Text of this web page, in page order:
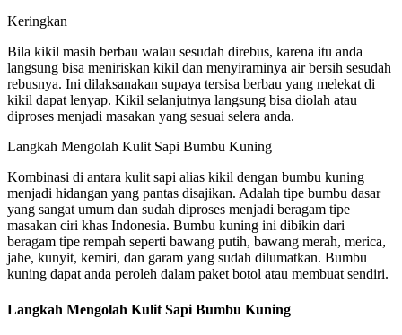
Keringkan
Bila kikil masih berbau walau sesudah direbus, karena itu anda
langsung bisa meniriskan kikil dan menyiraminya air bersih sesudah
rebusnya. Ini dilaksanakan supaya tersisa berbau yang melekat di
kikil dapat lenyap. Kikil selanjutnya langsung bisa diolah atau
diproses menjadi masakan yang sesuai selera anda.
Langkah Mengolah Kulit Sapi Bumbu Kuning
Kombinasi di antara kulit sapi alias kikil dengan bumbu kuning
menjadi hidangan yang pantas disajikan. Adalah tipe bumbu dasar
yang sangat umum dan sudah diproses menjadi beragam tipe
masakan ciri khas Indonesia. Bumbu kuning ini dibikin dari
beragam tipe rempah seperti bawang putih, bawang merah, merica,
jahe, kunyit, kemiri, dan garam yang sudah dilumatkan. Bumbu
kuning dapat anda peroleh dalam paket botol atau membuat sendiri.
Langkah Mengolah Kulit Sapi Bumbu Kuning